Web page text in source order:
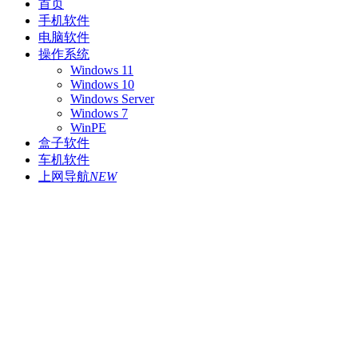
首页
手机软件
电脑软件
操作系统
Windows 11
Windows 10
Windows Server
Windows 7
WinPE
盒子软件
车机软件
上网导航NEW